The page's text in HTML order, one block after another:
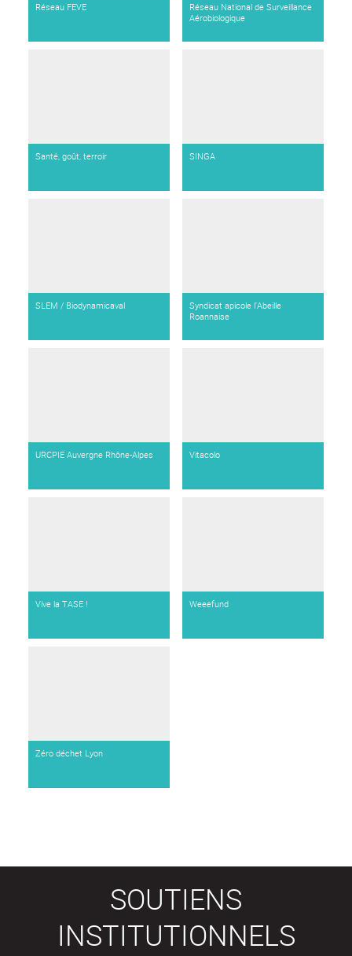
Réseau FEVE
Réseau National de Surveillance
Aérobiologique
Santé, goût, terroir SINGA
SLEM / Biodynamicaval
Syndicat apicole l’Abeille
Roannaise
URCPIE Auvergne Rhône-Alpes Vitacolo
Vive la TASE ! Weeefund
Zéro déchet Lyon
SOUTIENS
INSTITUTIONNELS